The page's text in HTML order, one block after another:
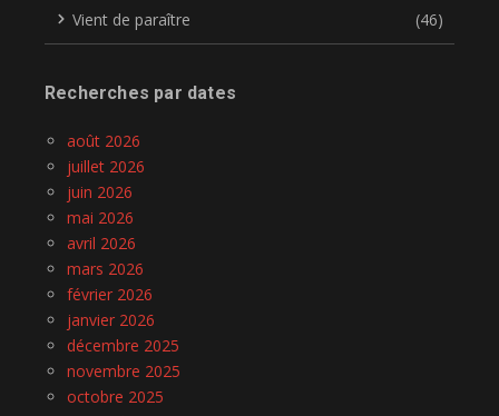
Vient de paraître (46)
Recherches par dates
août 2026
juillet 2026
juin 2026
mai 2026
avril 2026
mars 2026
février 2026
janvier 2026
décembre 2025
novembre 2025
octobre 2025